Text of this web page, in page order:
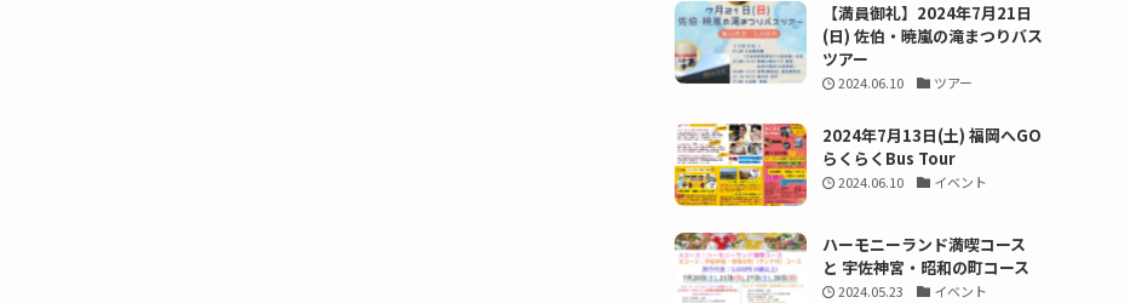
【満員御礼】2024年7月21日
(日) 佐伯・暁嵐の滝まつりバス
ツアー
2024.06.10 ツアー
2024年7月13日(土) 福岡へGO
らくらくBus Tour
2024.06.10 イベント
ハーモニーランド満喫コース
と 宇佐神宮・昭和の町コース
2024.05.23 イベント